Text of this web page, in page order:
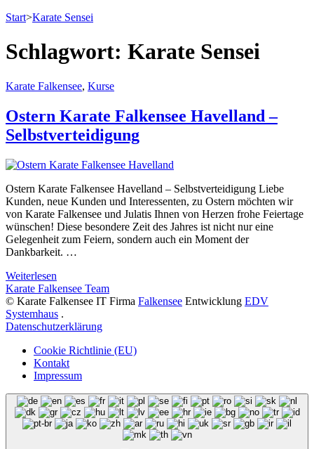
Start>Karate Sensei
Schlagwort: Karate Sensei
Karate Falkensee, Kurse
Ostern Karate Falkensee Havelland –
Selbstverteidigung
Ostern Karate Falkensee Havelland – Selbstverteidigung Liebe
Kunden, neue Kunden und Interessenten, zu Ostern möchten wir
von Karate Falkensee und Julatis Ihnen von Herzen frohe Feiertage
wünschen! Diese besondere Zeit des Jahres ist nicht nur eine
Gelegenheit zum Feiern, sondern auch ein Moment der
Dankbarkeit. …
Weiterlesen
Karate Falkensee Team
© Karate Falkensee IT Firma Falkensee Entwicklung EDV
Systemhaus .
Datenschutzerklärung
Cookie Richtlinie (EU)
Kontakt
Impressum